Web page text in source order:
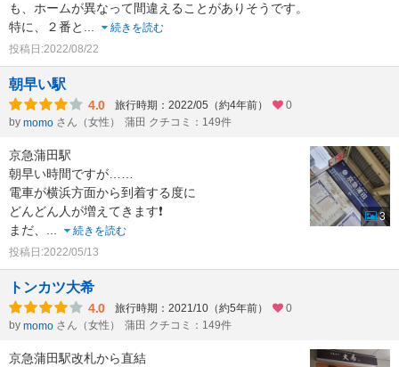
も、ホームが異なって間違えることがありそうです。
特に、２番と
続きを読む
投稿日:2022/08/22
朝早い駅
4.0 旅行時期：2022/05（約4年前）
0
by momo さん（女性） 蒲田 クチコミ：149件
京急蒲田駅
朝早い時間ですが……
電車が横浜方面から到着する度に
どんどん人が増えてきます❗
まだ、
続きを読む
投稿日:2022/05/13
3
トンカツ大希
4.0 旅行時期：2021/10（約5年前）
0
by momo さん（女性） 蒲田 クチコミ：149件
京急蒲田駅改札から直結